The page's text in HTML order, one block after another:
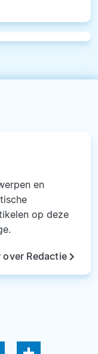
en
op deze
over Redactiekeyboard_arrow_right